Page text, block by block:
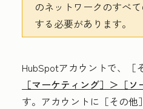
のネットワークのすべ
する必要があります。
HubSpotアカウントで、
［マーケティング］＞ ［
す。アカウントに ［その